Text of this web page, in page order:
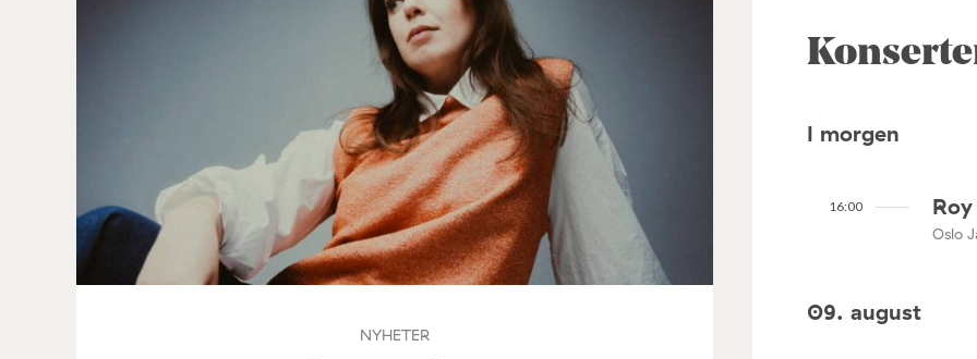
NYHETER
I morgen
16:00
Oslo
09. august